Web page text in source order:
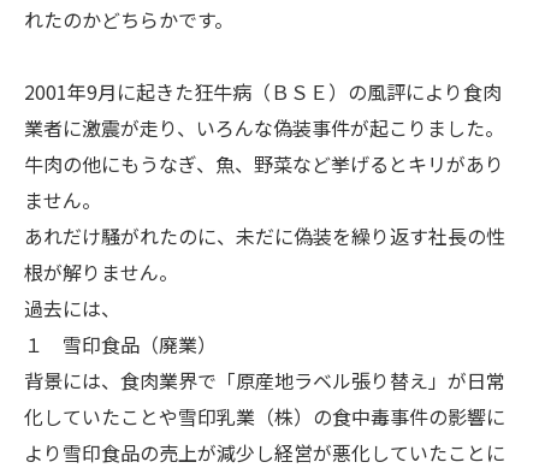
れたのかどちらかです。
2001年9月に起きた狂牛病（ＢＳＥ）の風評により食肉
業者に激震が走り、いろんな偽装事件が起こりました。
牛肉の他にもうなぎ、魚、野菜など挙げるとキリがあり
ません。
あれだけ騒がれたのに、未だに偽装を繰り返す社長の性
根が解りません。
過去には、
１ 雪印食品（廃業）
背景には、食肉業界で「原産地ラベル張り替え」が日常
化していたことや雪印乳業（株）の食中毒事件の影響に
より雪印食品の売上が減少し経営が悪化していたことに